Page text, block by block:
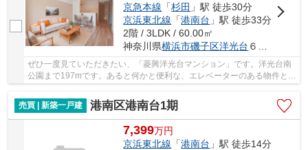
京急本線 「杉田 」駅 徒歩30分
京浜東北線 「港南台 」駅 徒歩33分
2階 / 3LDK / 60.00㎡
神奈川県横浜市磯子区洋光台 ６丁目1-15
ぜひ一度見ていただきたい、「菱興洋光台マンション」です。洋光台南
公園まで197mです。あると何かと便利な、エレベーターのある物件とな
売買 | 新築一戸建
港南区港南台1期
7,399万円
京浜東北線 「港南台 」駅 徒歩14分